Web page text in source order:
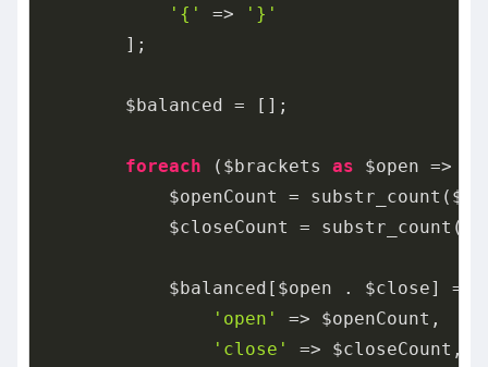
'{'
=>
'}'
        ];
        $balanced = [];
foreach ($brackets as $open =>
$openCount =
$closeCount =
            $balanced[$open . $close] = [
'open'
=> $openCount,
'close'
=> $closeCount,